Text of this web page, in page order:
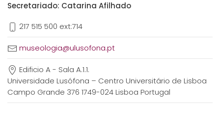
Secretariado: Catarina Afilhado
217 515 500 ext:714
museologia@ulusofona.pt
Edificio A - Sala A.1.1.
Universidade Lusófona – Centro Universitário de Lisboa
Campo Grande 376 1749-024 Lisboa Portugal